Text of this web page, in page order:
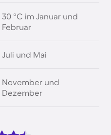
30 °C im Januar und
Februar
Juli und Mai
November und
Dezember